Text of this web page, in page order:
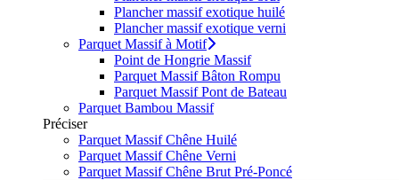
Plancher massif exotique huilé
Plancher massif exotique verni
Parquet Massif à Motif
Point de Hongrie Massif
Parquet Massif Bâton Rompu
Parquet Massif Pont de Bateau
Parquet Bambou Massif
Préciser
Parquet Massif Chêne Huilé
Parquet Massif Chêne Verni
Parquet Massif Chêne Brut Pré-Poncé